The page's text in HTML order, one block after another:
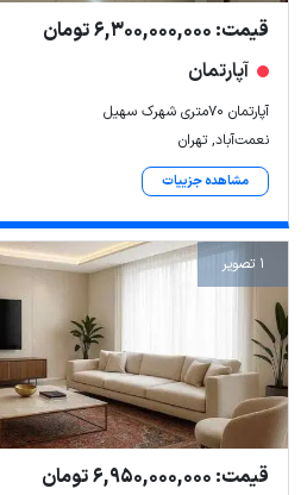
قیمت: 6,300,000,000 تومان
آپارتمان
آپارتمان ۷۰متری شهرک سهیل
نعمت‌آباد, تهران
مشاهده جزییات
1 تصویر
قیمت: 6,950,000,000 تومان